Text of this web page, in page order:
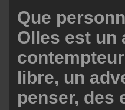
Que
Olles est un
libre, un
penser, des